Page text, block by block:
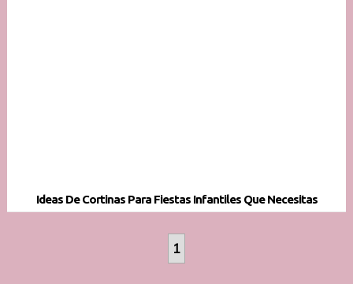
Ideas De Cortinas Para Fiestas Infantiles Que Necesitas
1